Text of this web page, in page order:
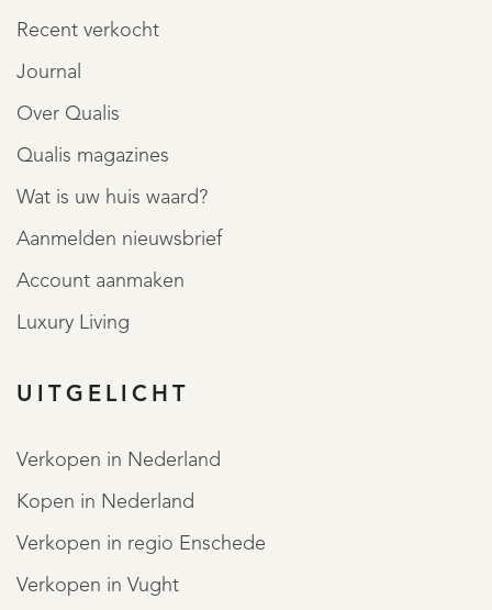
Recent verkocht
Journal
Over Qualis
Qualis magazines
Wat is uw huis waard?
Aanmelden nieuwsbrief
Account aanmaken
Luxury Living
UITGELICHT
Verkopen in Nederland
Kopen in Nederland
Verkopen in regio Enschede
Verkopen in Vught